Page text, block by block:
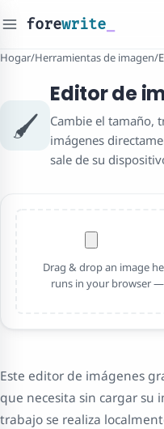
forewrite
Hogar/Herramientas de imagen/
🖌️
Editor de
Cambie el tamaño,
imágenes
sale de su
Drag & drop an image
runs in your browser
Este editor de imágenes
que necesita sin cargar
trabajo se realiza